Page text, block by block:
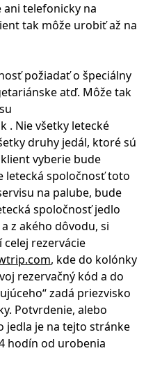
telefonicky na
tak môže urobiť až na
požiadať o špeciálny
atď. Môže tak
. Nie všetky letecké
druhy jedál, ktoré sú
vyberie bude
letecká spoločnosť toto
na palube, bude
spoločnosť jedlo
z akého dôvodu, si
rezervácie
, kde do kolónky
rezervačný kód a do
zadá priezvisko
Potvrdenie, alebo
jedla je na tejto stránke
hodín od urobenia